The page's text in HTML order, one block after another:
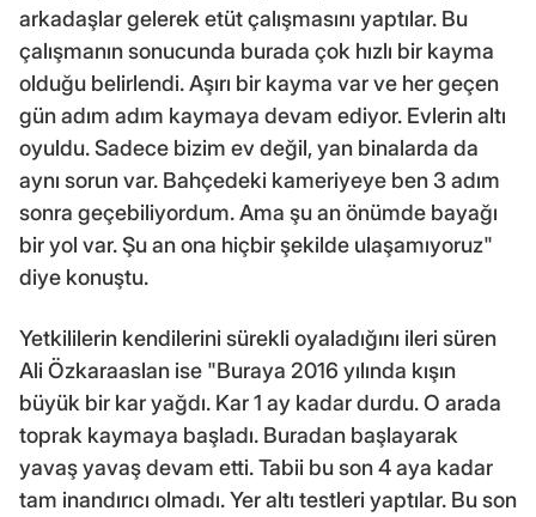
arkadaşlar gelerek etüt çalışmasını yaptılar. Bu
çalışmanın sonucunda burada çok hızlı bir kayma
olduğu belirlendi. Aşırı bir kayma var ve her geçen
gün adım adım kaymaya devam ediyor. Evlerin altı
oyuldu. Sadece bizim ev değil, yan binalarda da
aynı sorun var. Bahçedeki kameriyeye ben 3 adım
sonra geçebiliyordum. Ama şu an önümde bayağı
bir yol var. Şu an ona hiçbir şekilde ulaşamıyoruz"
diye konuştu.
Yetkililerin kendilerini sürekli oyaladığını ileri süren
Ali Özkaraaslan ise "Buraya 2016 yılında kışın
büyük bir kar yağdı. Kar 1 ay kadar durdu. O arada
toprak kaymaya başladı. Buradan başlayarak
yavaş yavaş devam etti. Tabii bu son 4 aya kadar
tam inandırıcı olmadı. Yer altı testleri yaptılar. Bu son